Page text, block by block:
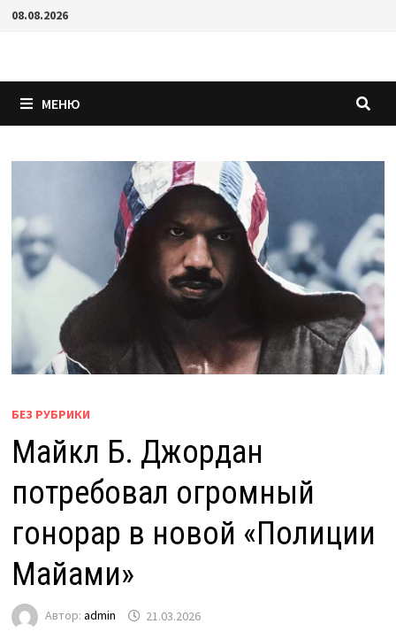
Перейти
08.08.2026
МЕНЮ
БЕЗ РУБРИКИ
Майкл Б. Джордан
потребовал огромный
гонорар в новой «Полиции
Майами»
Автор: admin 21.03.2026